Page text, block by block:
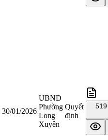
30/01/2026
UBND
Phường
Long
Xuyên
Quyết
định